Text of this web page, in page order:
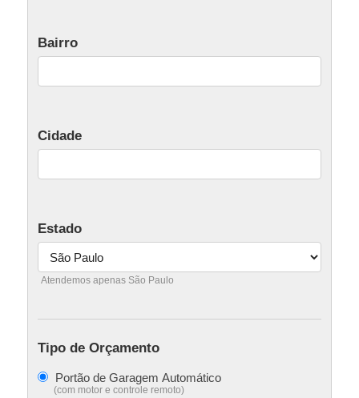
Bairro
Cidade
Estado
Atendemos apenas São Paulo
Tipo de Orçamento
Portão de Garagem Automático
(com motor e controle remoto)